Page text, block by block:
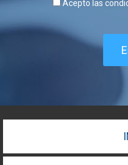
Acepto las